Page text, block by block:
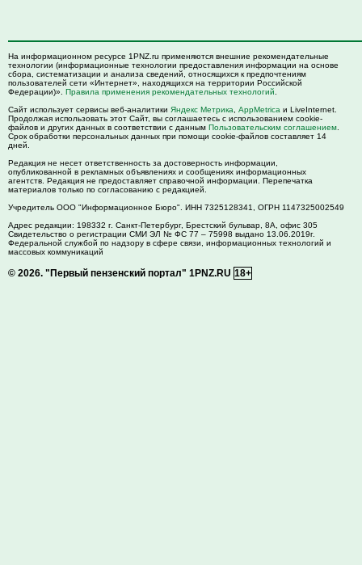
На информационном ресурсе 1PNZ.ru применяются внешние рекомендательные
технологии (информационные технологии предоставления информации на основе
сбора, систематизации и анализа сведений, относящихся к предпочтениям
пользователей сети «Интернет», находящихся на территории Российской
Федерации)». Правила применения рекомендательных технологий
Сайт использует сервисы веб-аналитики Яндекс Метрика AppMetrica и LiveInternet.
Продолжая использовать этот Сайт, вы соглашаетесь с использованием cookie-
файлов и других данных в соответствии с данным Пользовательским соглашением
Срок обработки персональных данных при помощи cookie-файлов составляет 14
дней.
Редакция не несет ответственность за достоверность информации,
опубликованной в рекламных объявлениях и сообщениях информационных
агентств. Редакция не предоставляет справочной информации. Перепечатка
материалов только по согласованию с редакцией.
Учредитель ООО "Информационное Бюро". ИНН 7325128341, ОГРН 1147325002549
Адрес редакции: 198332 г. Санкт-Петербург, Брестский бульвар, 8А, офис 305
Свидетельство о регистрации СМИ ЭЛ № ФС 77 – 75998 выдано 13.06.2019г.
Федеральной службой по надзору в сфере связи, информационных технологий и
массовых коммуникаций
© 2026. "Первый пензенский портал" 1PNZ.RU 18+